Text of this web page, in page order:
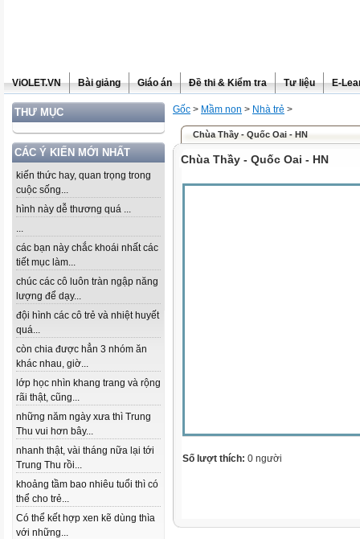
ViOLET.VN Bài giảng Giáo án Đề thi & Kiểm tra Tư liệu E-
THƯ MỤC
CÁC Ý KIẾN MỚI NHẤT
kiến thức hay, quan trọng trong
cuộc sống...
hình này dễ thương quá ...
...
các bạn này chắc khoái nhất các
tiết mục làm...
chúc các cô luôn tràn ngập năng
lượng để dạy...
đội hình các cô trẻ và nhiệt huyết
quá...
còn chia được hẳn 3 nhóm ăn
khác nhau, giờ...
lớp học nhìn khang trang và rộng
rãi thật, cũng...
những năm ngày xưa thì Trung
Thu vui hơn bây...
nhanh thật, vài tháng nữa lại tới
Trung Thu rồi...
khoảng tầm bao nhiêu tuổi thì có
thể cho trẻ...
Có thể kết hợp xen kẽ dùng thìa
với những...
Gốc > Mầm non > Nhà trẻ >
Chùa Thầy - Quốc Oai - HN
Chùa Thầy - Quốc Oai - HN
Số lượt thích: 0 người